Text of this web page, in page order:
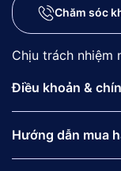
Chăm sóc
Chịu trách nhiệm
Điều khoản &
Hướng dẫn mua